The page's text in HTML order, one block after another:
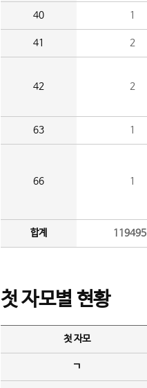
40 1
41 2
42 2
63 1
66 1
합계
첫 자모별 현황
첫 자모
ㄱ